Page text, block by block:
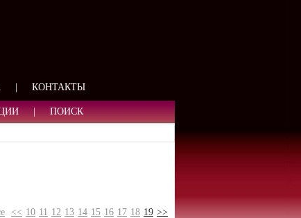
КОНТАКТЫ
ПОИСК
<< 10 11 12 13 14 15 16 17 18 19 >>